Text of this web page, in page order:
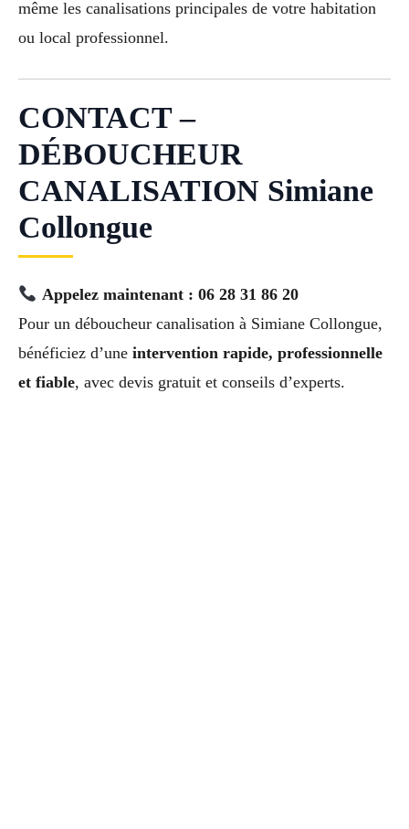
même les canalisations principales de votre habitation
ou local professionnel.
CONTACT –
DÉBOUCHEUR
CANALISATION Simiane
Collongue
Appelez maintenant : 06 28 31 86 20
Pour un déboucheur canalisation à Simiane Collongue,
bénéficiez d’une intervention rapide, professionnelle
et fiable, avec devis gratuit et conseils d’experts.